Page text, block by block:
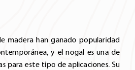
madera han ganado popularidad
y el nogal es una de
para este tipo de aplicaciones. Su